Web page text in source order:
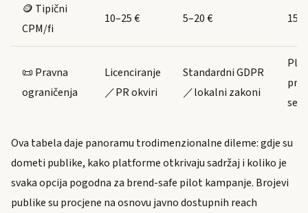
🪙 Tipični
CPM/fi
10–25 € 5–20 €
📜 Pravna
ograničenja
Licenciranje
／PR okviri
Standardni GDPR
／lokalni zakoni
Ova tabela daje panoramu trodimenzionalne dileme: gdje su
dometi publike, kako platforme otkrivaju sadržaj i koliko je
svaka opcija pogodna za brend-safe pilot kampanje. Brojevi
publike su procjene na osnovu javno dostupnih reach